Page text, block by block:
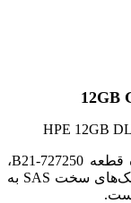
کارت توسعه HPE 12GB G9 SAS با شماره قطعه 727250-B21،
برای ارتقاء عملکرد ذخیره‌سازی و اتصال دیسک‌های سخت SAS به